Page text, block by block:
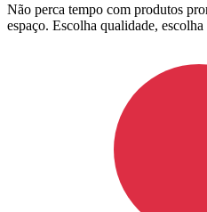
Não perca tempo com produtos
espaço. Escolha qualidade, escolha